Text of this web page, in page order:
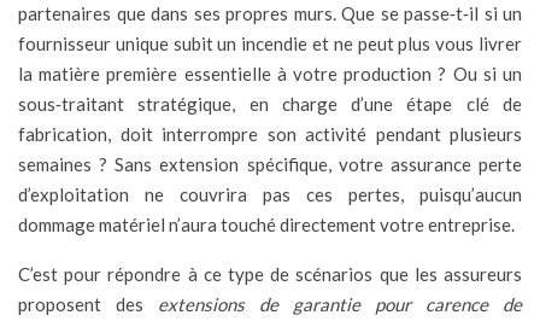
partenaires que dans ses propres murs. Que se passe‑t‑il si un
fournisseur unique subit un incendie et ne peut plus vous livrer
la matière première essentielle à votre production ? Ou si un
sous‑traitant stratégique, en charge d’une étape clé de
fabrication, doit interrompre son activité pendant plusieurs
semaines ? Sans extension spécifique, votre assurance perte
d’exploitation ne couvrira pas ces pertes, puisqu’aucun
dommage matériel n’aura touché directement votre entreprise.
C’est pour répondre à ce type de scénarios que les assureurs
proposent des extensions de garantie pour carence de